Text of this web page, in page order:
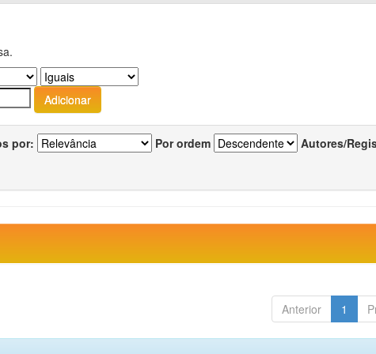
por: Por ordem Autores/
Anterior 1